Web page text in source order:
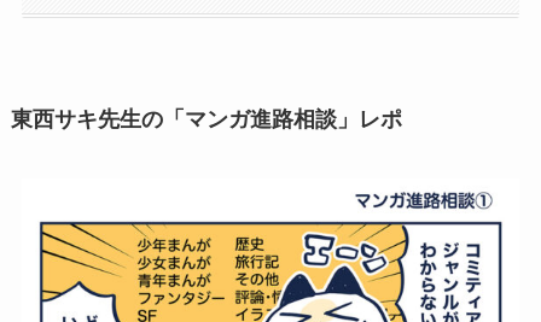
東西サキ先生の「マンガ進路相談」レポ